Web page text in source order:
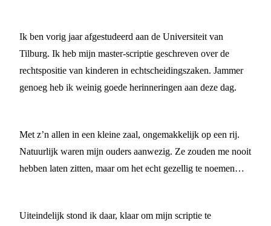
Ik ben vorig jaar afgestudeerd aan de Universiteit van
Tilburg. Ik heb mijn master-scriptie geschreven over de
rechtspositie van kinderen in echtscheidingszaken. Jammer
genoeg heb ik weinig goede herinneringen aan deze dag.
Met z’n allen in een kleine zaal, ongemakkelijk op een rij.
Natuurlijk waren mijn ouders aanwezig. Ze zouden me nooit
hebben laten zitten, maar om het echt gezellig te noemen…
Uiteindelijk stond ik daar, klaar om mijn scriptie te